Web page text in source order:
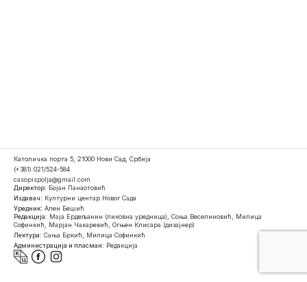
Католичка порта 5, 21000 Нови Сад, Србија
(+381) 021/524-584
casopispolja@gmail.com
Директор: Бојан Панаотовић
Издавач: Културни центар Новог Сада
Уредник: Ален Бешић
Редакција: Маја Ердељанин (ликовна уредница), Соња Веселиновић, Милица
Софинкић, Марјан Чакаревић, Огњен Клисара (дизајнер)
Лектура: Сања Бркић, Милица Софинкић
Администрација и пласман: Редакција